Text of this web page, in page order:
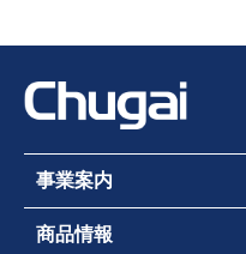
事業案内
商品情報